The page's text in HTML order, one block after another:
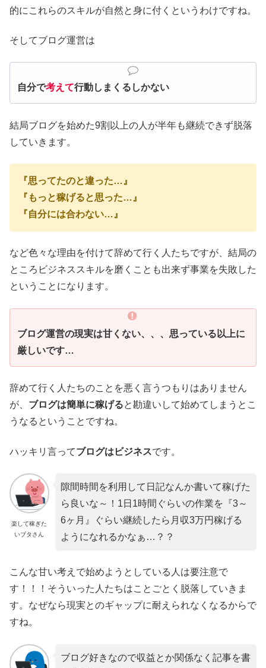
的にこれらのスキルが自然と身に付くというわけですね。
そしてブログ運営は
自分で考えて行動しまくるしかない
結局ブログを始めた9割以上の人が半年も継続できず脱落
していきます。
『思ってたのと違った…』
『もっと稼げると思った…』
『自分には合わない…』
など色々な理由を付けて辞めて行く人たちですが、結局の
ところビジネススキルを磨くことも出来ず事業を失敗した
ということになります。
ブログ運営の現実は甘くない、、、思っている以上に
厳しいです…
辞めて行く人たちのことを悪く言うつもりはありません
が、 ブログは簡単に稼げると勘違いして始めてしまうとこ
うなるということですね。
ハッキリ言ってブログはビジネスです。
楽して稼ぎた
いブタさん
隙間時間を利用して日記なんか書いて稼げた
ら良いな～！1日1時間ぐらいの作業を『3～
6ヶ月』ぐらい継続したら月収3万円稼げる
ようになれるかなぁ…？？
こんな甘い考えで始めようとしている人は要注意で
す！！！ そういった人たちはことごとく脱落していきま
す。 なぜなら現実とのギャップに耐えられなくなるからで
すね。
ブログ好きなので収益とか関係なく記事を書